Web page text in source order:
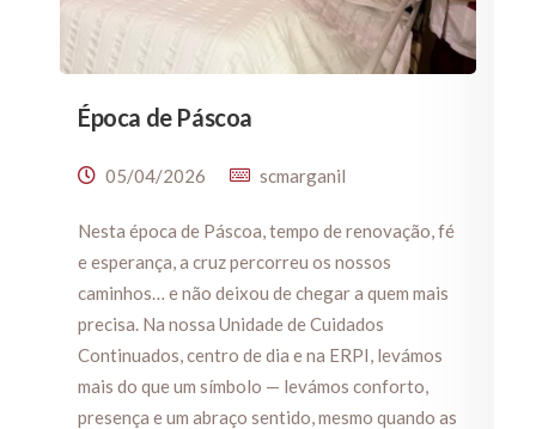
Época de Páscoa
05/04/2026 scmarganil
Nesta época de Páscoa, tempo de renovação, fé
e esperança, a cruz percorreu os nossos
caminhos… e não deixou de chegar a quem mais
precisa. Na nossa Unidade de Cuidados
Continuados, centro de dia e na ERPI, levámos
mais do que um símbolo — levámos conforto,
presença e um abraço sentido, mesmo quando as